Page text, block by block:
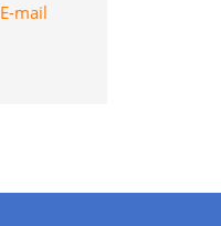
E-mail